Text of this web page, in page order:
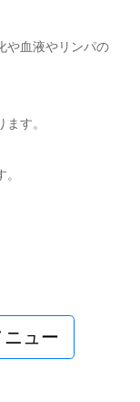
や血液やリンパの
す。
ュー